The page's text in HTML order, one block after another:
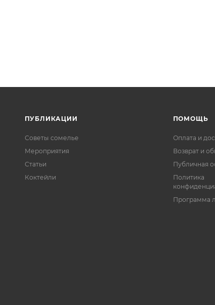
ПУБЛИКАЦИИ
Советы сомелье
Мероприятия
Статьи
Коктейли
ПОМОЩЬ
Оплата и
Возврат и
Публичная
Политика
Программа